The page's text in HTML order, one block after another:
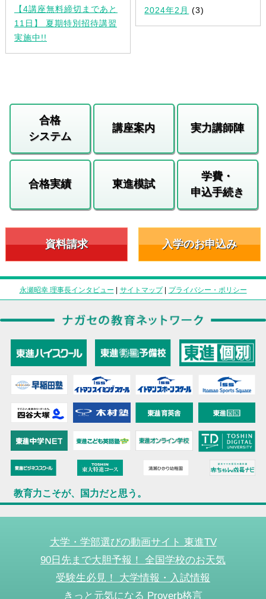
【4講座無料締切まであと
11日】 夏期特別招待講習
実施中!!
2024年2月 (3)
合格
システム
講座案内 実力講師陣
合格実績 東進模試
学費・
申込手続き
資料請求 入学のお申込み
永瀬昭幸 理事長インタビュー | サイトマップ| プライバシー・ポリシー
教育力こそが、国力だと思う。
大学・学部選びの動画サイト 東進TV
90日先まで大胆予報！ 全国学校のお天気
受験生必見！ 大学情報・入試情報
きっと元気になる Proverb格言